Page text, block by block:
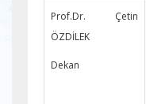
Prof.Dr. Çetin
ÖZDİLEK
Dekan